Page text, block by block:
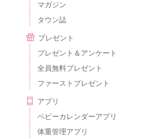
マガジン
タウン誌
プレゼント
プレゼント＆アンケート
全員無料プレゼント
ファーストプレゼント
アプリ
ベビーカレンダーアプリ
体重管理アプリ